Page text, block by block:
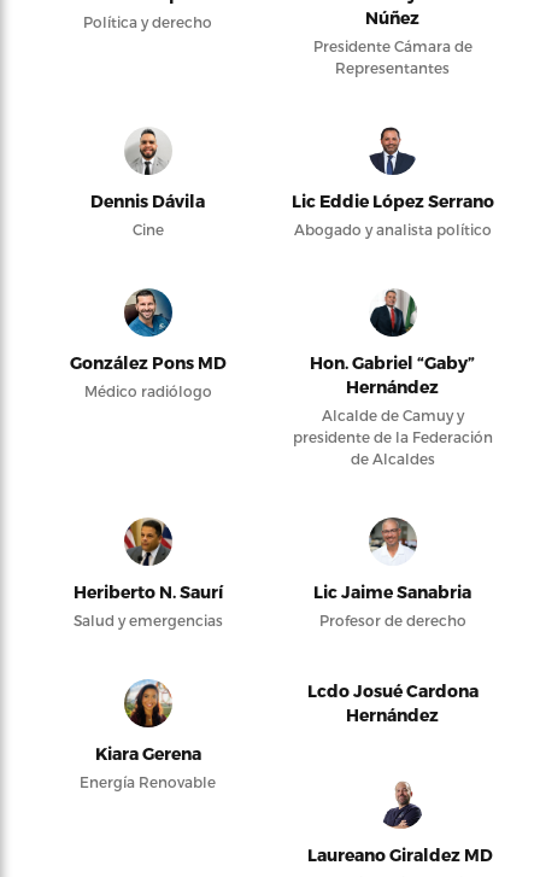
Política y derecho
Núñez
Presidente Cámara de
Representantes
Dennis Dávila
Cine
Lic Eddie López Serrano
Abogado y analista político
González Pons MD
Médico radiólogo
Hon. Gabriel “Gaby”
Hernández
Alcalde de Camuy y
presidente de la Federación
de Alcaldes
Heriberto N. Saurí
Salud y emergencias
Lic Jaime Sanabria
Profesor de derecho
Kiara Gerena
Energía Renovable
Lcdo Josué Cardona
Hernández
Laureano Giraldez MD